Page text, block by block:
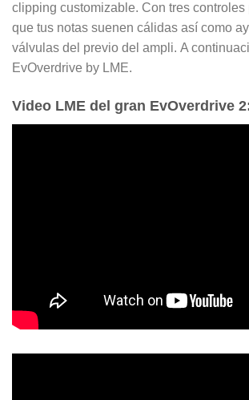
clipping customizable. Con tres controles
que tus notas suenen cálidas así como
válvulas del previo del ampli. A
EvOverdrive by LME.
Video LME del gran EvOverdrive